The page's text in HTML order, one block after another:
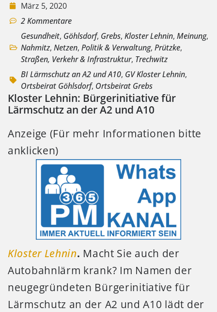
März 5, 2020
2 Kommentare
Gesundheit, Göhlsdorf, Grebs, Kloster Lehnin, Meinung,
Nahmitz, Netzen, Politik & Verwaltung, Prützke,
Straßen, Verkehr & Infrastruktur, Trechwitz
BI Lärmschutz an A2 und A10, GV Kloster Lehnin,
Ortsbeirat Göhlsdorf, Ortsbeirat Grebs
Kloster Lehnin: Bürgerinitiative für
Lärmschutz an der A2 und A10
Anzeige (Für mehr Informationen bitte
anklicken)
Kloster Lehnin. Macht Sie auch der
Autobahnlärm krank? Im Namen der
neugegründeten Bürgerinitiative für
Lärmschutz an der A2 und A10 lädt der